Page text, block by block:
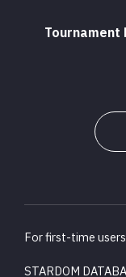
Tournament
For first-time users
STARDOM